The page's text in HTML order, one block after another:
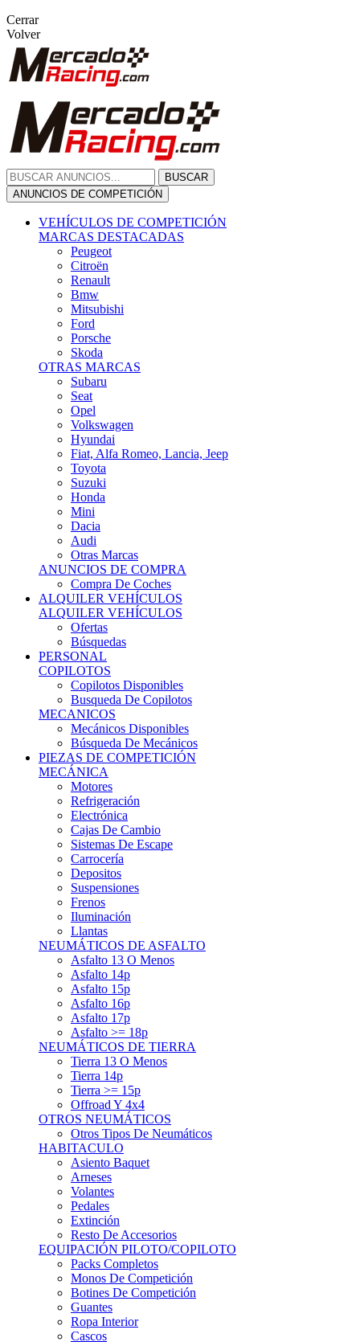
Cerrar
Volver
BUSCAR
ANUNCIOS DE COMPETICIÓN
VEHÍCULOS DE COMPETICIÓN
MARCAS DESTACADAS
Peugeot
Citroën
Renault
Bmw
Mitsubishi
Ford
Porsche
Skoda
OTRAS MARCAS
Subaru
Seat
Opel
Volkswagen
Hyundai
Fiat, Alfa Romeo, Lancia, Jeep
Toyota
Suzuki
Honda
Mini
Dacia
Audi
Otras Marcas
ANUNCIOS DE COMPRA
Compra De Coches
ALQUILER VEHÍCULOS
ALQUILER VEHÍCULOS
Ofertas
Búsquedas
PERSONAL
COPILOTOS
Copilotos Disponibles
Busqueda De Copilotos
MECANICOS
Mecánicos Disponibles
Búsqueda De Mecánicos
PIEZAS DE COMPETICIÓN
MECÁNICA
Motores
Refrigeración
Electrónica
Cajas De Cambio
Sistemas De Escape
Carrocería
Depositos
Suspensiones
Frenos
Iluminación
Llantas
NEUMÁTICOS DE ASFALTO
Asfalto 13 O Menos
Asfalto 14p
Asfalto 15p
Asfalto 16p
Asfalto 17p
Asfalto >= 18p
NEUMÁTICOS DE TIERRA
Tierra 13 O Menos
Tierra 14p
Tierra >= 15p
Offroad Y 4x4
OTROS NEUMÁTICOS
Otros Tipos De Neumáticos
HABITACULO
Asiento Baquet
Arneses
Volantes
Pedales
Extinción
Resto De Accesorios
EQUIPACIÓN PILOTO/COPILOTO
Packs Completos
Monos De Competición
Botines De Competición
Guantes
Ropa Interior
Cascos